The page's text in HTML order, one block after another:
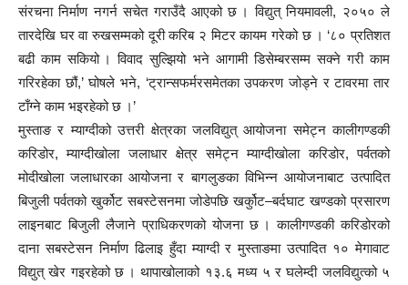
संरचना निर्माण नगर्न सचेत गराउँदै आएको छ । विद्युत् नियमावली, २०५० ले
तारदेखि घर वा रुखसम्मको दूरी करिब २ मिटर कायम गरेको छ । ‘८० प्रतिशत
बढी काम सकियो । विवाद सुल्झियो भने आगामी डिसेम्बरसम्म सक्ने गरी काम
गरिरहेका छौं,’ घोषले भने, ‘ट्रान्सफर्मरसमेतका उपकरण जोड्ने र टावरमा तार
टाँग्ने काम भइरहेको छ ।’
मुस्ताङ र म्याग्दीको उत्तरी क्षेत्रका जलविद्युत् आयोजना समेट्न कालीगण्डकी
करिडोर, म्याग्दीखोला जलाधार क्षेत्र समेट्न म्याग्दीखोला करिडोर, पर्वतको
मोदीखोला जलाधारका आयोजना र बागलुङका विभिन्न आयोजनाबाट उत्पादित
बिजुली पर्वतको खुर्कोट सबस्टेसनमा जोडेपछि खर्कुोट–बर्दघाट खण्डको प्रसारण
लाइनबाट बिजुली लैजाने प्राधिकरणको योजना छ । कालीगण्डकी करिडोरको
दाना सबस्टेसन निर्माण ढिलाइ हुँदा म्याग्दी र मुस्ताङमा उत्पादित १० मेगावाट
विद्युत् खेर गइरहेको छ । थापाखोलाको १३.६ मध्य ५ र घलेम्दी जलविद्युत्को ५